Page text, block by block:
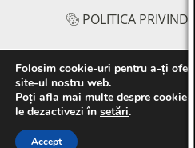
POLITICA PRIVIND
POLITICA DE
PROTOCOLLO PER LA
DELLE PERSONE
Folosim cookie-uri pentru a-ți
site-ul nostru web.
Poți afla mai multe despre
le dezactivezi în setări.
Accept